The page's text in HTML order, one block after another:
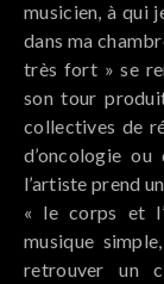
musicien, à qui
dans ma
très fort » se
son tour
collectives de
d’oncologie
l’artiste prend
« le corps et
musique
retrouver un